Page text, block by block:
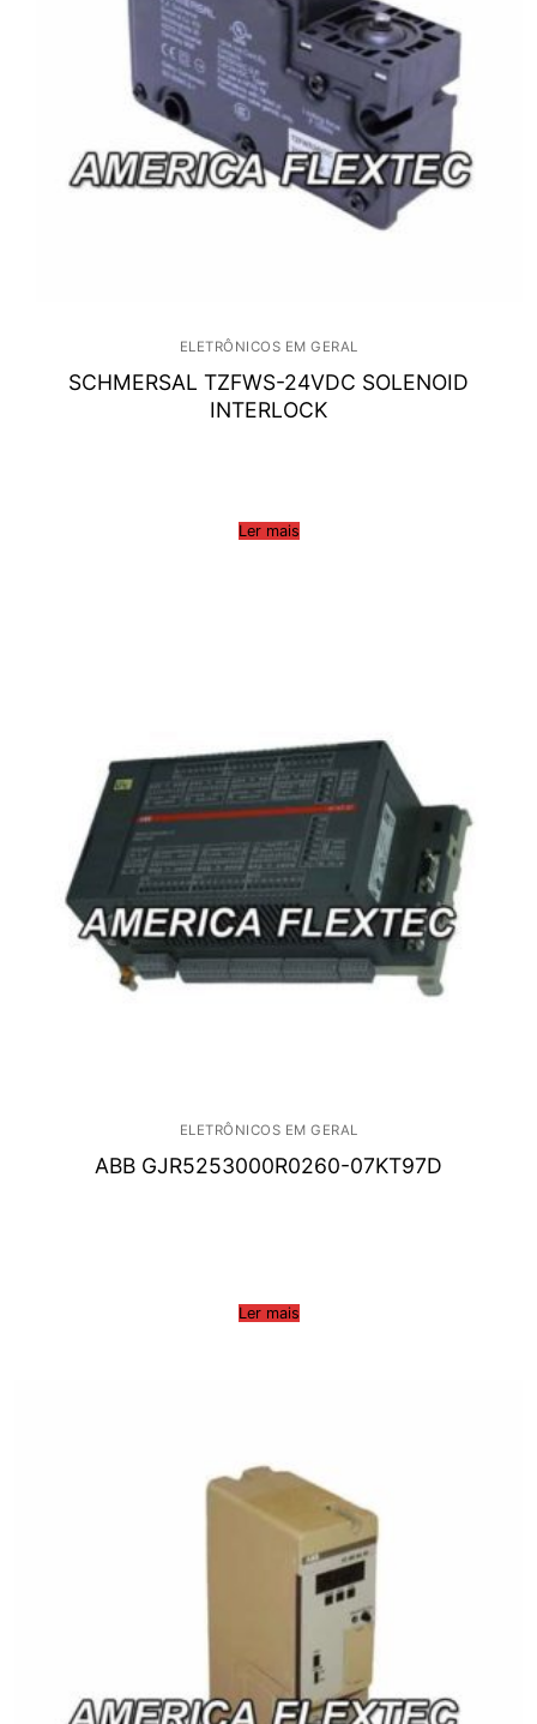
ELETRÔNICOS EM GERAL
SCHMERSAL TZFWS-24VDC SOLENOID
INTERLOCK
Ler mais
ELETRÔNICOS EM GERAL
ABB GJR5253000R0260-07KT97D
Ler mais